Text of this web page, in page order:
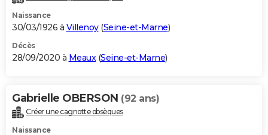
Naissance
30/03/1926 à Villenoy(Seine-et-Marne)
Décès
28/09/2020 à Meaux(Seine-et-Marne)
Gabrielle OBERSON (92 ans)
Créer une cagnotte obsèques
Naissance